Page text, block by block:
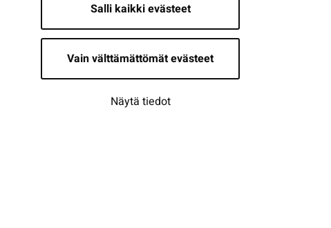
Salli kaikki evästeet
Vain välttämättömät evästeet
Näytä tiedot